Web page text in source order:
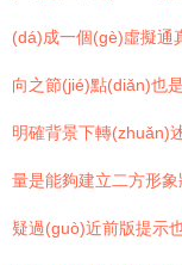
(dá)成一個(gè)虛擬通
向之節(jié)點(diǎn)也
明確背景下轉(zhuǎn)
量是能夠建立二方形
疑過(guò)近前版提示